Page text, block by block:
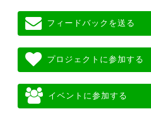
フィードバックを送る
プロジェクトに参加する
イベントに参加する